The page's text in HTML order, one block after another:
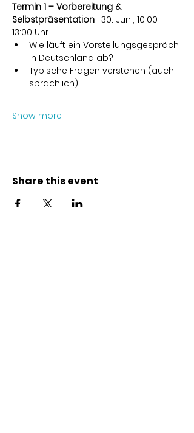
Termin 1 – Vorbereitung &
Selbstpräsentation | 30. Juni, 10:00–
13:00 Uhr
Wie läuft ein Vorstellungsgespräch
in Deutschland ab?
Typische Fragen verstehen (auch
sprachlich)
Show more
Share this event